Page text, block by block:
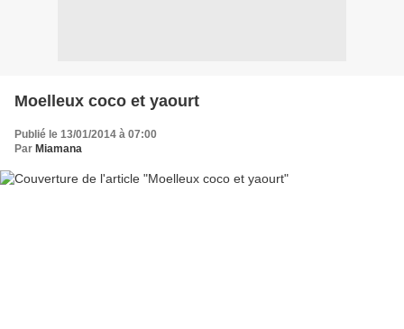
Moelleux coco et yaourt
Publié le 13/01/2014 à 07:00
Par Miamana